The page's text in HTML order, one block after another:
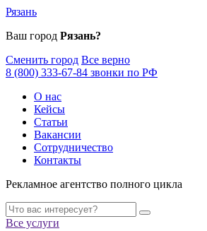
Рязань
Ваш город Рязань?
Сменить город Все верно
8 (800) 333-67-84 звонки по РФ
О нас
Кейсы
Статьи
Вакансии
Сотрудничество
Контакты
Рекламное агентство полного цикла
Все услуги